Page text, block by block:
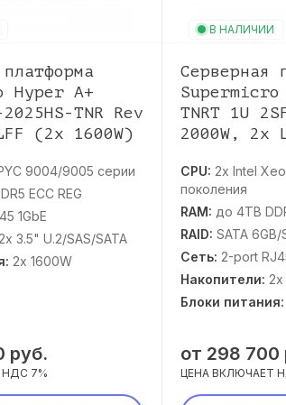
Hyper A+
TNR Rev
(2x 1600W)
9004/9005 серии
ECC REG
1GbE
3.5" U.2/SAS/SATA
2x 1600W
руб.
7%
В НАЛИЧИИ
Серверная
Supermicro
TNRT 1U
2000W, 2x
CPU: 2x Intel
поколения
RAM: до 4TB
RAID: SATA 6GB/
Сеть: 2-port
Накопители: 2x
Блоки питания:
от 298 700
ЦЕНА ВКЛЮЧАЕТ